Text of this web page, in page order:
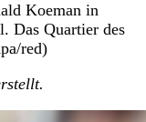
Koeman in
Das Quartier des
red)